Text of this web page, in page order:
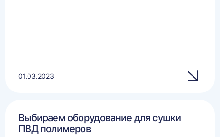
01.03.2023
Выбираем оборудование для сушки
ПВД полимеров